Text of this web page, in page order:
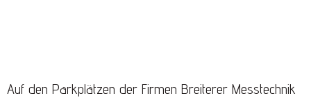
Auf den Parkplätzen der Firmen Breiterer Messtechnik